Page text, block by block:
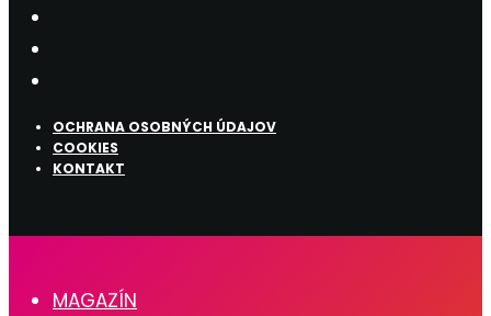
OCHRANA OSOBNÝCH ÚDAJOV
COOKIES
KONTAKT
MAGAZÍN